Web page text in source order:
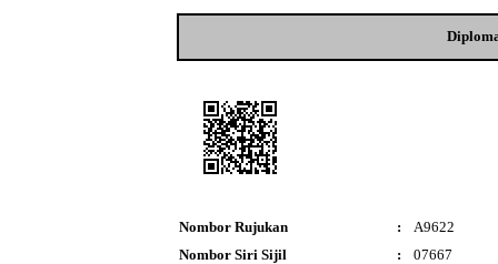
Nombor Rujukan :
A9622
Nombor Siri Sijil
:
07667